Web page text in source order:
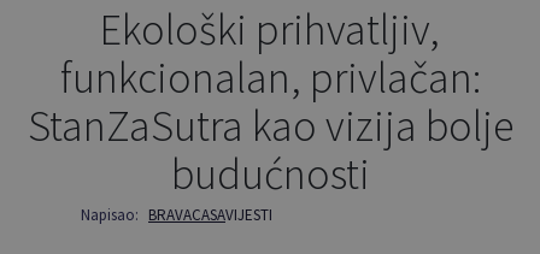
Ekološki prihvatljiv,
funkcionalan, privlačan:
StanZaSutra kao vizija bolje
budućnosti
Napisao: BRAVACASAVIJESTI